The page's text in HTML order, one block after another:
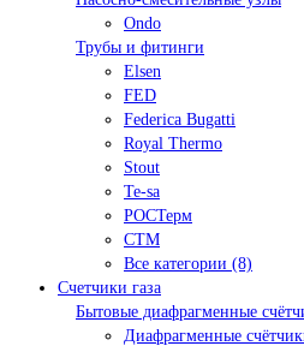
Ondo
Трубы и фитинги
Elsen
FED
Federica Bugatti
Royal Thermo
Stout
Te-sa
РОСТерм
СТМ
Все категории (8)
Счетчики газа
Бытовые диафрагменные
Диафрагменные